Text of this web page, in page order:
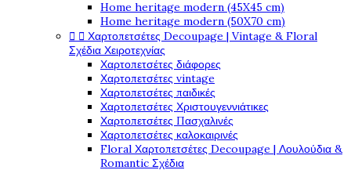
Home heritage modern (45X45 cm)
Home heritage modern (50X70 cm)
  Χαρτοπετσέτες Decoupage | Vintage & Floral
Σχέδια Χειροτεχνίας
Χαρτοπετσέτες διάφορες
Χαρτοπετσέτες vintage
Χαρτοπετσέτες παιδικές
Χαρτοπετσέτες Χριστουγεννιάτικες
Χαρτοπετσέτες Πασχαλινές
Χαρτοπετσέτες καλοκαιρινές
Floral Χαρτοπετσέτες Decoupage | Λουλούδια &
Romantic Σχέδια